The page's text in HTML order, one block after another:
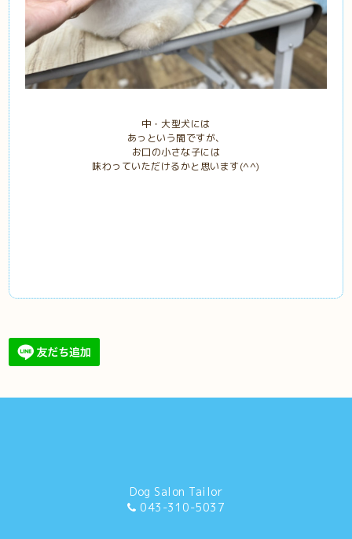
中・大型犬には
あっという間ですが、
お口の小さな子には
味わっていただけるかと思います(^^)
Dog Salon Tailor
043-310-5037